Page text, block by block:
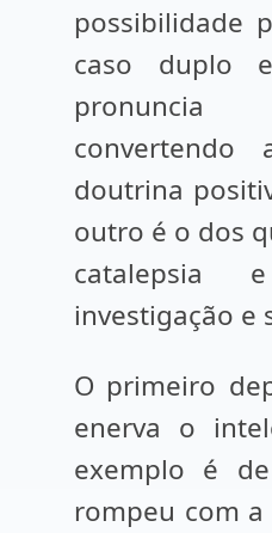
possibilidade
caso duplo
pronuncia
convertendo
doutrina
outro é o dos
catalepsia
investigação e
O primeiro
enerva o
exemplo é
rompeu com